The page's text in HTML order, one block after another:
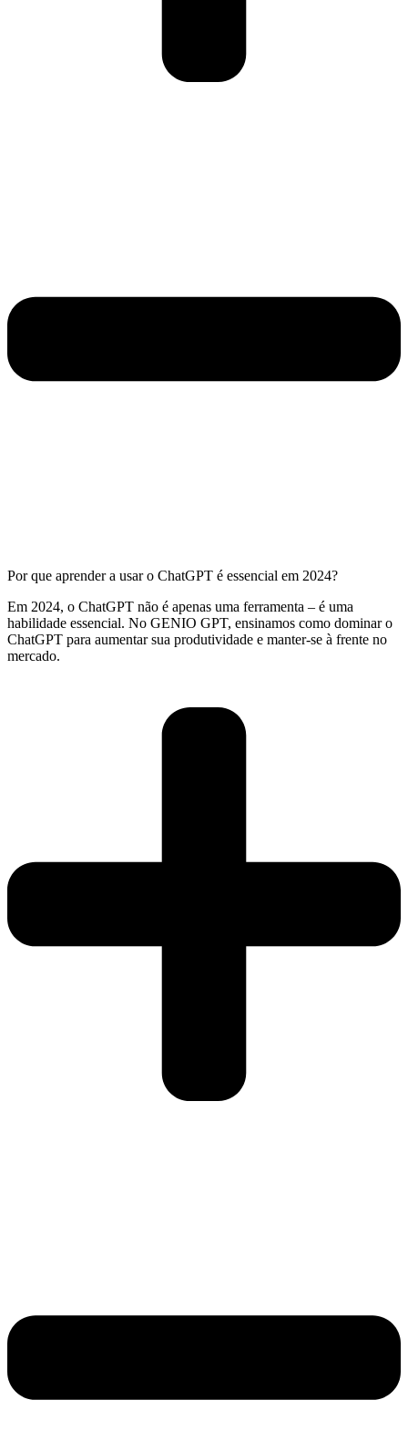
Por que aprender a usar o ChatGPT é essencial em 2024?
Em 2024, o ChatGPT não é apenas uma ferramenta – é uma
habilidade essencial. No GENIO GPT, ensinamos como dominar o
ChatGPT para aumentar sua produtividade e manter-se à frente no
mercado.